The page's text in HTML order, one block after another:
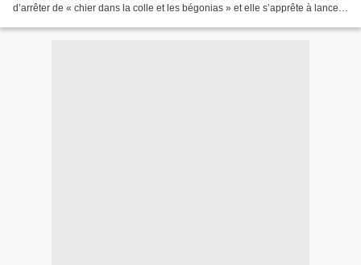
d’arrêter de « chier dans la colle et les bégonias » et elle s’apprête à lancer